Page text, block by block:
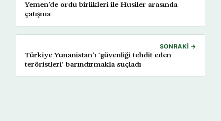
Yemen’de ordu birlikleri ile Husiler arasında
çatışma
SONRAKI →
Türkiye Yunanistan’ı ‘güvenliği tehdit eden
teröristleri’ barındırmakla suçladı